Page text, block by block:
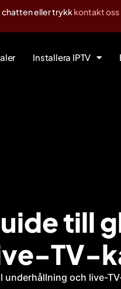
chatten eller trykkkontakt oss
Installera IPTV
till
TV-
och live-